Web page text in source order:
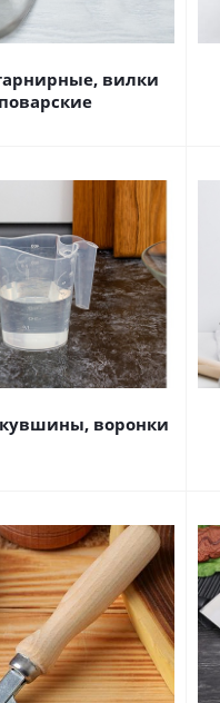
вилки
поварские
воронки